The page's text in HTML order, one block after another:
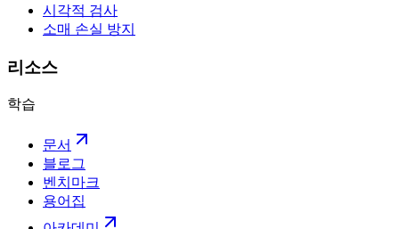
시각적 검사
소매 손실 방지
리소스
학습
문서
블로그
벤치마크
용어집